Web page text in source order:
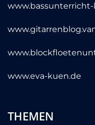
www.eva-kuen.de
THEMEN